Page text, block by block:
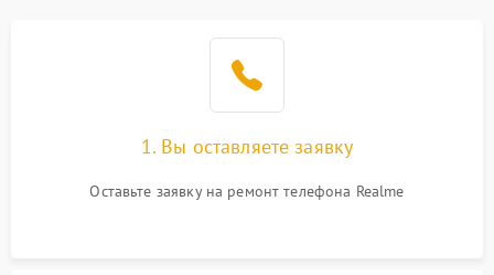
1. Вы оставляете заявку
Оставьте заявку на ремонт телефона Realme